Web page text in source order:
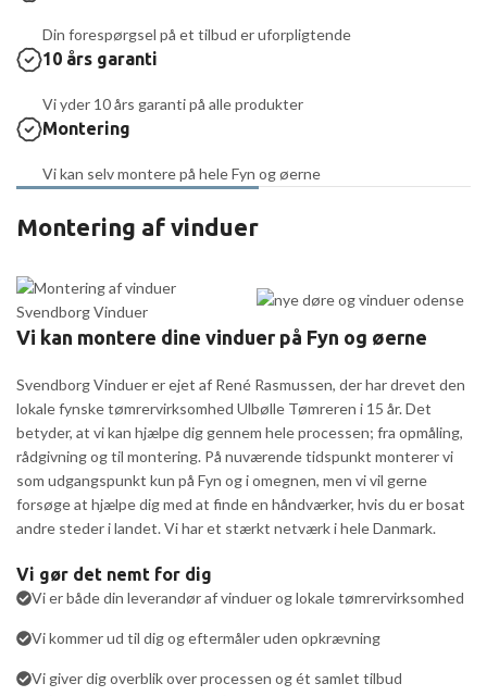
Din forespørgsel på et tilbud er uforpligtende
10 års garanti
Vi yder 10 års garanti på alle produkter
Montering
Vi kan selv montere på hele Fyn og øerne
Montering af vinduer
Vi kan montere dine vinduer på Fyn og øerne
Svendborg Vinduer er ejet af René Rasmussen, der har drevet den
lokale fynske tømrervirksomhed Ulbølle Tømreren i 15 år. Det
betyder, at vi kan hjælpe dig gennem hele processen; fra opmåling,
rådgivning og til montering. På nuværende tidspunkt monterer vi
som udgangspunkt kun på Fyn og i omegnen, men vi vil gerne
forsøge at hjælpe dig med at finde en håndværker, hvis du er bosat
andre steder i landet. Vi har et stærkt netværk i hele Danmark.
Vi gør det nemt for dig
Vi er både din leverandør af vinduer og lokale tømrervirksomhed
Vi kommer ud til dig og eftermåler uden opkrævning
Vi giver dig overblik over processen og ét samlet tilbud